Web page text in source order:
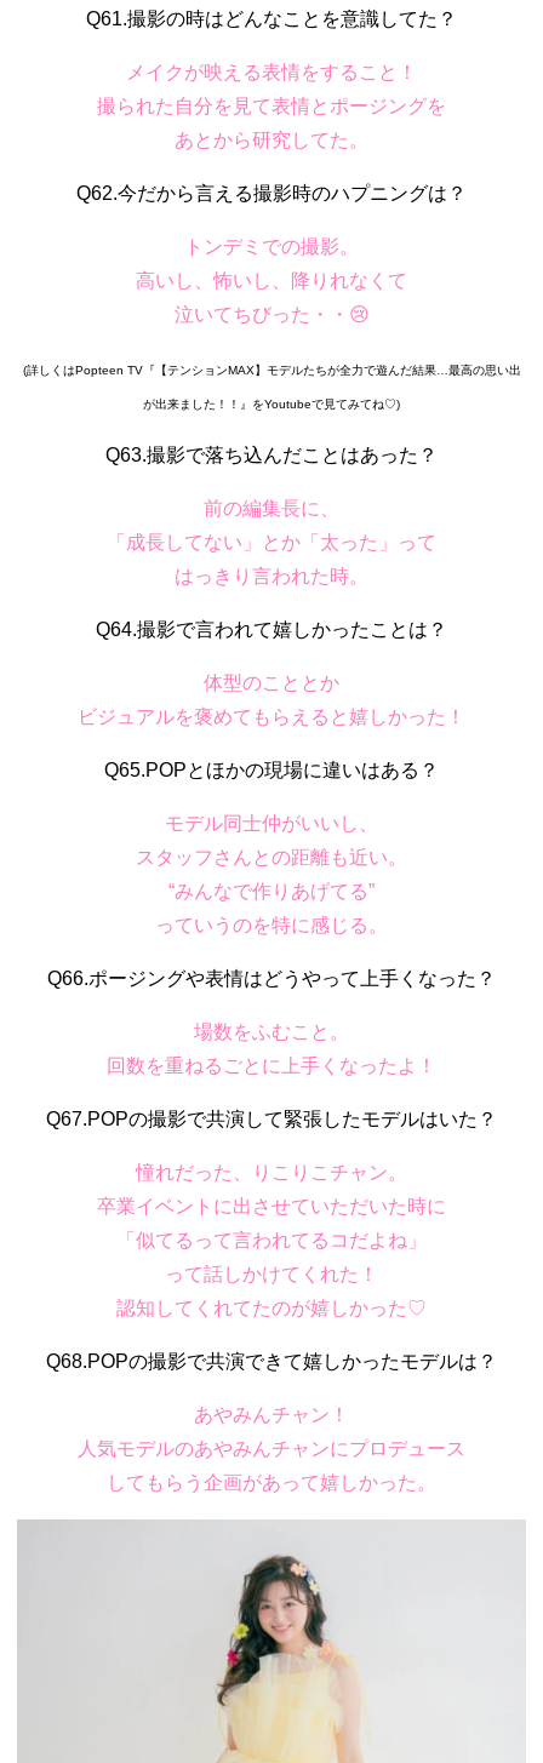
Q61.撮影の時はどんなことを意識してた？
メイクが映える表情をすること！
撮られた自分を見て表情とポージングを
あとから研究してた。
Q62.今だから言える撮影時のハプニングは？
トンデミでの撮影。
高いし、怖いし、降りれなくて
泣いてちびった・・😢
(詳しくはPopteen TV『【テンションMAX】モデルたちが全力で遊んだ結果…最高の思い出
が出来ました！！』をYoutubeで見てみてね♡)
Q63.撮影で落ち込んだことはあった？
前の編集長に、
「成長してない」とか「太った」って
はっきり言われた時。
Q64.撮影で言われて嬉しかったことは？
体型のこととか
ビジュアルを褒めてもらえると嬉しかった！
Q65.POPとほかの現場に違いはある？
モデル同士仲がいいし、
スタッフさんとの距離も近い。
“みんなで作りあげてる”
っていうのを特に感じる。
Q66.ポージングや表情はどうやって上手くなった？
場数をふむこと。
回数を重ねるごとに上手くなったよ！
Q67.POPの撮影で共演して緊張したモデルはいた？
憧れだった、りこりこチャン。
卒業イベントに出させていただいた時に
「似てるって言われてるコだよね」
って話しかけてくれた！
認知してくれてたのが嬉しかった♡
Q68.POPの撮影で共演できて嬉しかったモデルは？
あやみんチャン！
人気モデルのあやみんチャンにプロデュース
してもらう企画があって嬉しかった。